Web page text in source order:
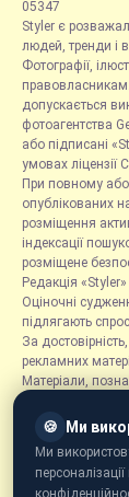
05347
Styler є
людей, тренди і
Фотографії,
допускається
фотоагентства
або підписані
умовах
При повному або
опублікованих
розміщення
індексації
розміщене
Редакція
Оціночні
підлягають
За
рекламних
Матеріали,
розміщуються
Рубрика
новини,
компаній, і
🍪 Ми
Ми